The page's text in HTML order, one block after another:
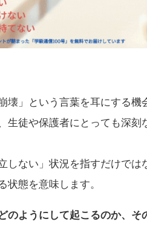
壊」という言葉を耳にする機
生徒や保護者にとっても深
しない」状況を指すだけで
状態を意味します。
のようにして起こるのか、